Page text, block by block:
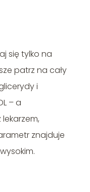
się tylko na
patrz na cały
i
– a
znajduje